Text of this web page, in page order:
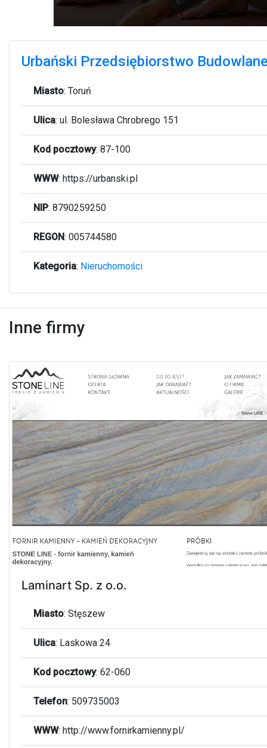
Urbański Przedsiębiorstwo
Miasto: Toruń
Ulica: ul. Bolesława Chrobrego 151
Kod pocztowy: 87-100
WWW: https://urbanski.pl
NIP: 8790259250
REGON: 005744580
Kategoria: Nieruchomości
Inne firmy
Laminart Sp. z o.o.
Miasto: Stęszew
Ulica: Laskowa 24
Kod pocztowy: 62-060
Telefon: 509735003
WWW: http://www.fornirkamienny.pl/